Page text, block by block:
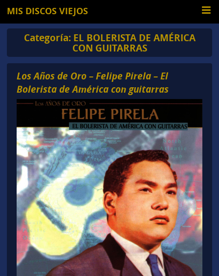
MIS DISCOS VIEJOS
Categoría: EL BOLERISTA DE AMÉRICA
CON GUITARRAS
Los Años de Oro – Felipe Pirela – El
Bolerista de América con guitarras